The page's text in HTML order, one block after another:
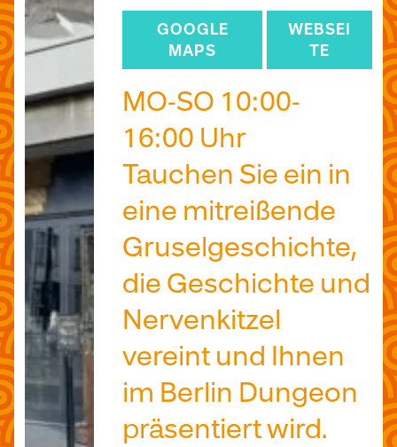
GOOGLE
MAPS
WEBSEI
TE
MO-SO 10:00-
16:00 Uhr
Tauchen Sie ein in
eine mitreißende
Gruselgeschichte,
die Geschichte und
Nervenkitzel
vereint und Ihnen
im Berlin Dungeon
präsentiert wird.